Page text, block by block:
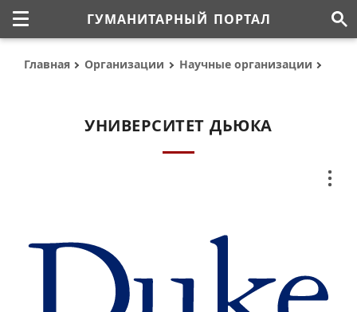
ГУМАНИТАРНЫЙ ПОРТАЛ
Главная Организации Научные организации
УНИВЕРСИТЕТ ДЬЮКА